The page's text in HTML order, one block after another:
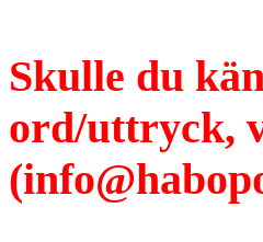
Skulle du
ord/uttryck,